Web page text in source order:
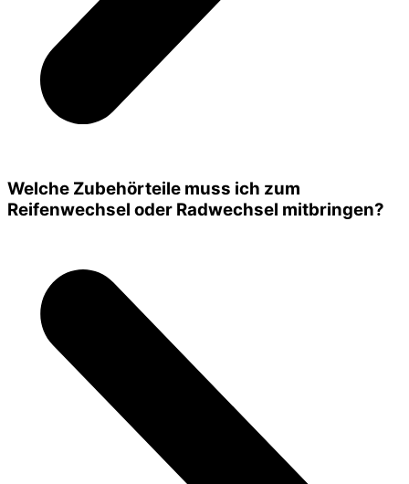
Welche Zubehörteile muss ich zum
Reifenwechsel oder Radwechsel mitbringen?